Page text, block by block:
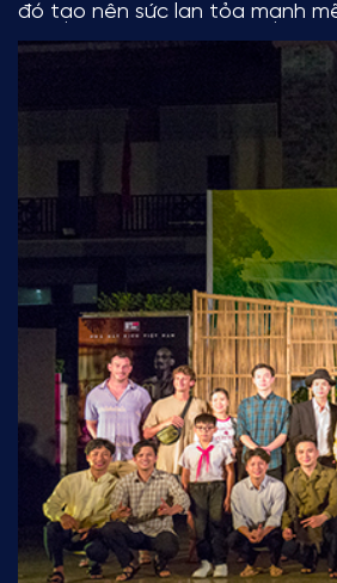
đó tạo nên sức lan tỏa mạnh